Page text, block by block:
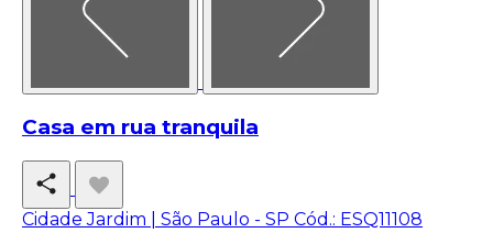
Casa em rua tranquila
Cidade Jardim | São Paulo - SP Cód.: ESQ11108